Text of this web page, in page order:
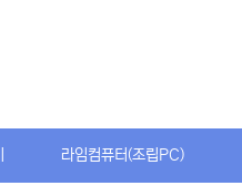
라임컴퓨터(조립PC)